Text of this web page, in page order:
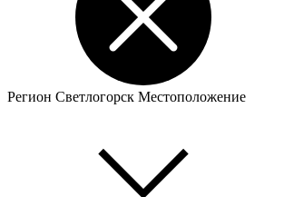
Регион Светлогорск Местоположение